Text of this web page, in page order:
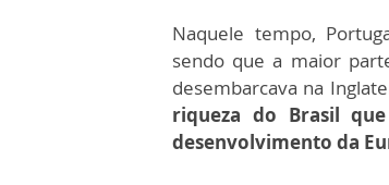
Naquele tempo,
sendo que a maior
desembarcava na
riqueza do Brasil
desenvolvimento da